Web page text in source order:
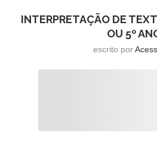
INTERPRETAÇÃO DE
OU 5º
escrito por